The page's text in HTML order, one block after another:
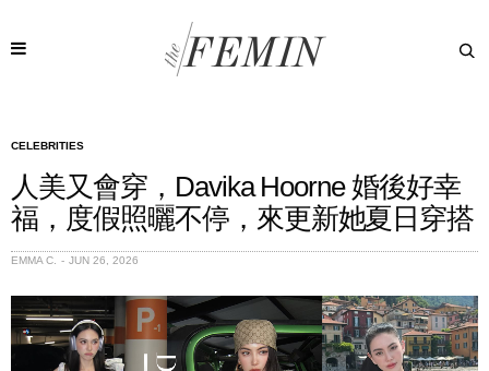
CELEBRITIES
人美又會穿，Davika Hoorne 婚後好幸
福，度假照曬不停，來更新她夏日穿搭
EMMA C. JUN 26, 2026